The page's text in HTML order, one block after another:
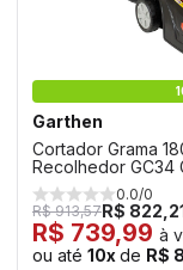
Garthen
Cortador Grama
Recolhedor GC34
0.0/0
R$ 913,57R$
R$ 739,99 à
ou até 10x de R$